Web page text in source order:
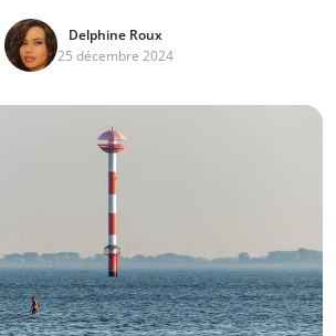
Delphine Roux
25 décembre 2024